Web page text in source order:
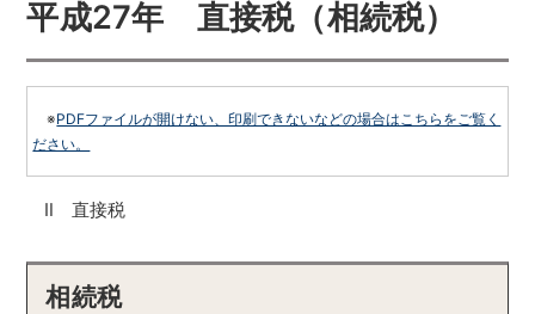
平成27年 直接税（相続税）
※PDFファイルが開けない、印刷できないなどの場合はこちらをご覧く
ださい。
Ⅱ 直接税
相続税